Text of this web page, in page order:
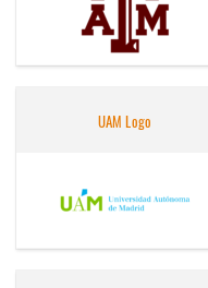
UAM Logo